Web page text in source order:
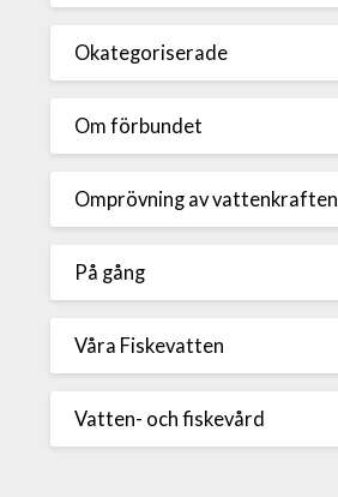
Okategoriserade
Om förbundet
Omprövning av vattenkraften
På gång
Våra Fiskevatten
Vatten- och fiskevård